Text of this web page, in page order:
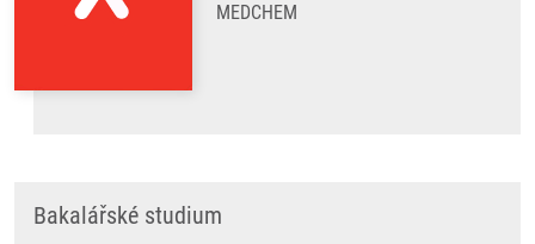
MEDCHEM
Bakalářské studium